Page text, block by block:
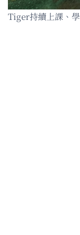
Tiger持續上課、